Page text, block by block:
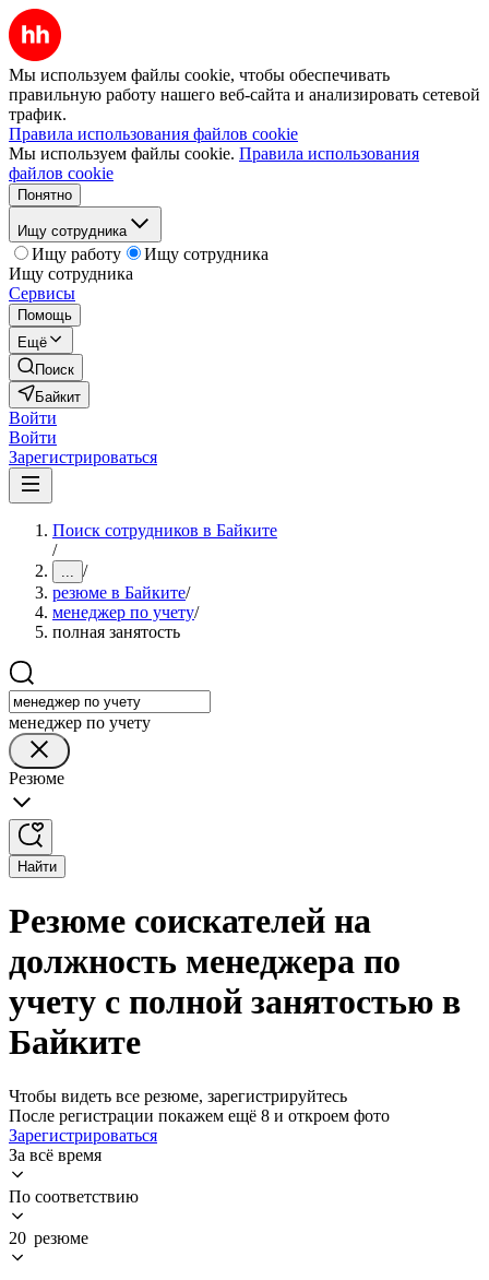
Мы используем файлы cookie, чтобы обеспечивать
правильную работу нашего веб-сайта и анализировать сетевой
трафик.
Правила использования файлов cookie
Мы используем файлы cookie. Правила использования
файлов cookie
Понятно
Ищу сотрудника
Ищу работу
Ищу сотрудника
Ищу сотрудника
Сервисы
Помощь
Ещё
Поиск
Байкит
Войти
Войти
Зарегистрироваться
Поиск сотрудников в Байките
/
... /
резюме в Байките/
менеджер по учету/
полная занятость
менеджер по учету
Резюме
Найти
Резюме соискателей на
должность менеджера по
учету с полной занятостью в
Байките
Чтобы видеть все резюме, зарегистрируйтесь
После регистрации покажем ещё 8 и откроем фото
Зарегистрироваться
За всё время
По соответствию
20 резюме